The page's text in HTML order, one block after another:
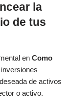
la
de tus
en Como
de activos
o activo.